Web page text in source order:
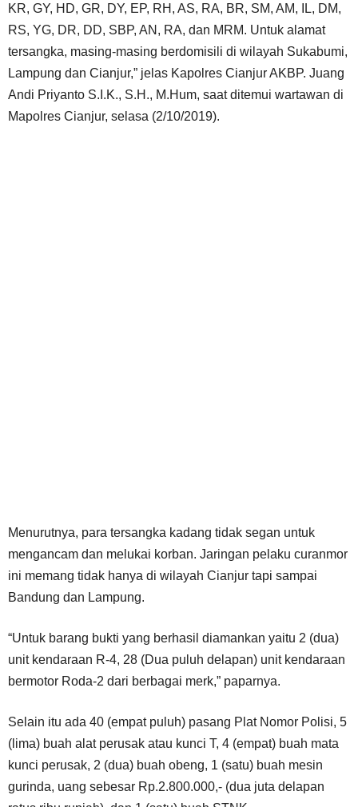
KR, GY, HD, GR, DY, EP, RH, AS, RA, BR, SM, AM, IL, DM,
RS, YG, DR, DD, SBP, AN, RA, dan MRM. Untuk alamat
tersangka, masing-masing berdomisili di wilayah Sukabumi,
Lampung dan Cianjur,” jelas Kapolres Cianjur AKBP. Juang
Andi Priyanto S.I.K., S.H., M.Hum, saat ditemui wartawan di
Mapolres Cianjur, selasa (2/10/2019).
Menurutnya, para tersangka kadang tidak segan untuk
mengancam dan melukai korban. Jaringan pelaku curanmor
ini memang tidak hanya di wilayah Cianjur tapi sampai
Bandung dan Lampung.
“Untuk barang bukti yang berhasil diamankan yaitu 2 (dua)
unit kendaraan R-4, 28 (Dua puluh delapan) unit kendaraan
bermotor Roda-2 dari berbagai merk,” paparnya.
Selain itu ada 40 (empat puluh) pasang Plat Nomor Polisi, 5
(lima) buah alat perusak atau kunci T, 4 (empat) buah mata
kunci perusak, 2 (dua) buah obeng, 1 (satu) buah mesin
gurinda, uang sebesar Rp.2.800.000,- (dua juta delapan